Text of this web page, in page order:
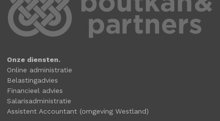
Onze diensten.
Online administratie
Belastingadvies
Financieel advies
Salarisadministratie
Assistent Accountant (omgeving Westland)